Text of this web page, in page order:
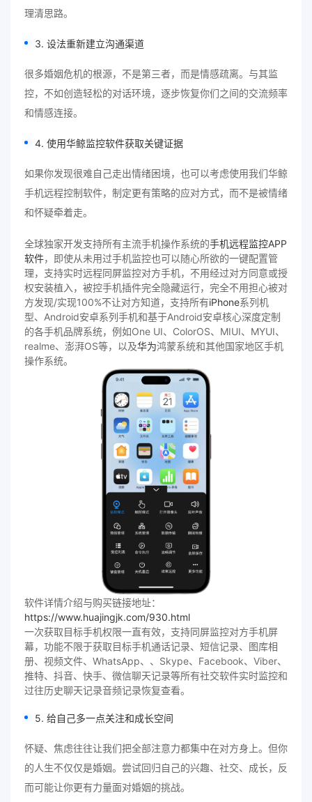
理清思路。
3. 设法重新建立沟通渠道
很多婚姻危机的根源，不是第三者，而是情感疏离。与其监
控，不如创造轻松的对话环境，逐步恢复你们之间的交流频率
和情感连接。
4. 使用华鲸监控软件获取关键证据
如果你发现很难自己走出情绪困境，也可以考虑使用我们华鲸
手机远程控制软件，制定更有策略的应对方式，而不是被情绪
和怀疑牵着走。
全球独家开发支持所有主流手机操作系统的手机远程监控APP
软件，即使从未用过手机监控也可以随心所欲的一键配置管
理，支持实时远程同屏监控对方手机，不用经过对方同意或授
权安装植入，被控手机插件完全隐藏运行，完全不用担心被对
方发现/实现100%不让对方知道，支持所有iPhone系列机
型、Android安卓系列手机和基于Android安卓核心深度定制
的各手机品牌系统，例如One UI、ColorOS、MIUI、MYUI、
realme、澎湃OS等，以及华为鸿蒙系统和其他国家地区手机
操作系统。
软件详情介绍与购买链接地址：
https://www.huajingjk.com/930.html
一次获取目标手机权限一直有效，支持同屏监控对方手机屏
幕，功能不限于获取目标手机通话记录、短信记录、图库相
册、视频文件、WhatsApp、、Skype、Facebook、Viber、
推特、抖音、快手、微信聊天记录等所有社交软件实时监控和
过往历史聊天记录音频记录恢复查看。
5. 给自己多一点关注和成长空间
怀疑、焦虑往往让我们把全部注意力都集中在对方身上。但你
的人生不仅仅是婚姻。尝试回归自己的兴趣、社交、成长，反
而可能让你更有力量面对婚姻的挑战。